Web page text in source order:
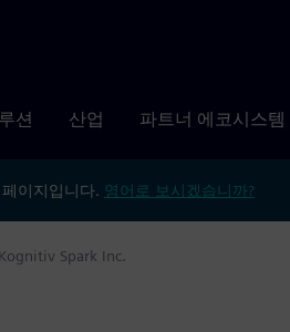
션 산업 파트너 에코시스템
이지입니다. 영어로 보시겠습니까?
Kognitiv Spark Inc.